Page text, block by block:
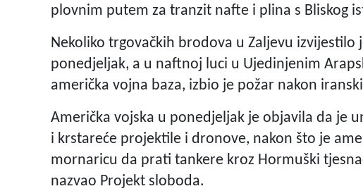
plovnim putem za tranzit nafte i plina s Bliskog
Nekoliko trgovačkih brodova u Zaljevu izvijestilo
ponedjeljak, a u naftnoj luci u Ujedinjenim
američka vojna baza, izbio je požar nakon
Američka vojska u ponedjeljak je objavila da je
i krstareće projektile i dronove, nakon što je
mornaricu da prati tankere kroz Hormuški
nazvao Projekt sloboda.